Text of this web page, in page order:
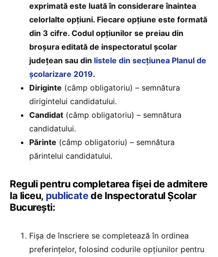
exprimată este luată în considerare înaintea
celorlalte opţiuni. Fiecare opţiune este formată
din 3 cifre. Codul opţiunilor se preiau din
broşura editată de inspectoratul şcolar
judeţean sau din listele din secţiunea Planul de
şcolarizare 2019.
Diriginte (câmp obligatoriu) – semnătura
dirigintelui candidatului.
Candidat (câmp obligatoriu) – semnătura
candidatului.
Părinte (câmp obligatoriu) – semnătura
părintelui candidatului.
Reguli pentru completarea fișei de admitere
la liceu, publicatede Inspectoratul Școlar
București:
Fişa de înscriere se completează în ordinea
preferințelor, folosind codurile opţiunilor pentru